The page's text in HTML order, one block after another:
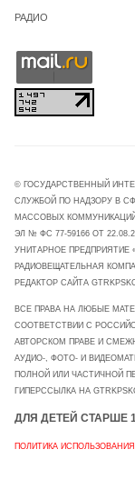
РАДИО
© ГОСУДАРСТВЕННЫЙ
СЛУЖБОЙ ПО НАДЗОРУ В
МАССОВЫХ
ЭЛ № ФС 77-59166 ОТ
УНИТАРНОЕ ПРЕДПРИЯТИЕ
РАДИОВЕЩАТЕЛЬНАЯ
РЕДАКТОР САЙТА
ВСЕ ПРАВА НА ЛЮБЫЕ
СООТВЕТСТВИИ С
АВТОРСКОМ ПРАВЕ И
АУДИО-, ФОТО- И
ПОЛНОЙ ИЛИ ЧАСТИЧНОЙ
ГИПЕРССЫЛКА НА
ДЛЯ ДЕТЕЙ СТАРШЕ
ПОЛИТИКА ИСПОЛЬЗОВАНИЯ